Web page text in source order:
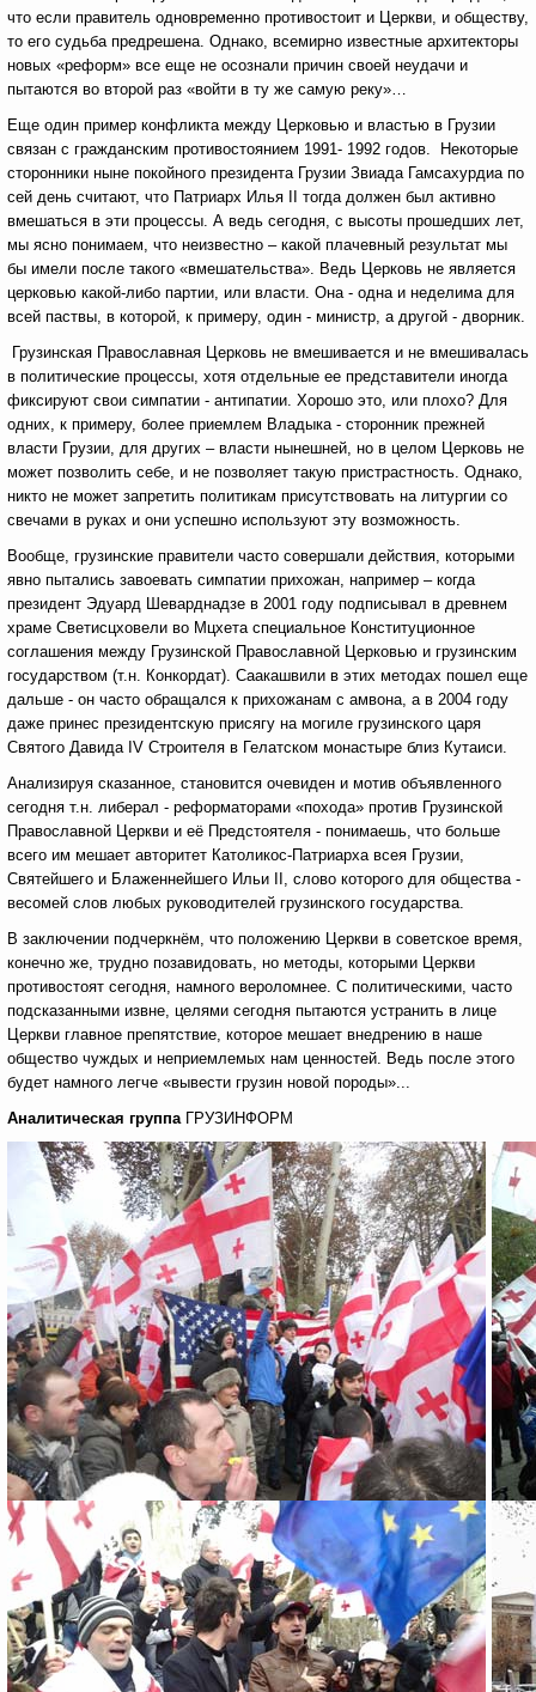
что если правитель одновременно противостоит и Церкви, и обществу,
то его судьба предрешена. Однако, всемирно известные архитекторы
новых «реформ» все еще не осознали причин своей неудачи и
пытаются во второй раз «войти в ту же самую реку»…
Еще один пример конфликта между Церковью и властью в Грузии
связан с гражданским противостоянием 1991- 1992 годов. Некоторые
сторонники ныне покойного президента Грузии Звиада Гамсахурдиа по
сей день считают, что Патриарх Илья II тогда должен был активно
вмешаться в эти процессы. А ведь сегодня, с высоты прошедших лет,
мы ясно понимаем, что неизвестно – какой плачевный результат мы
бы имели после такого «вмешательства». Ведь Церковь не является
церковью какой-либо партии, или власти. Она - одна и неделима для
всей паствы, в которой, к примеру, один - министр, а другой - дворник.
Грузинская Православная Церковь не вмешивается и не вмешивалась
в политические процессы, хотя отдельные ее представители иногда
фиксируют свои симпатии - антипатии. Хорошо это, или плохо? Для
одних, к примеру, более приемлем Владыка - сторонник прежней
власти Грузии, для других – власти нынешней, но в целом Церковь не
может позволить себе, и не позволяет такую пристрастность. Однако,
никто не может запретить политикам присутствовать на литургии со
свечами в руках и они успешно используют эту возможность.
Вообще, грузинские правители часто совершали действия, которыми
явно пытались завоевать симпатии прихожан, например – когда
президент Эдуард Шеварднадзе в 2001 году подписывал в древнем
храме Светисцховели во Мцхета специальное Конституционное
соглашения между Грузинской Православной Церковью и грузинским
государством (т.н. Конкордат). Саакашвили в этих методах пошел еще
дальше - он часто обращался к прихожанам с амвона, а в 2004 году
даже принес президентскую присягу на могиле грузинского царя
Святого Давида IV Строителя в Гелатском монастыре близ Кутаиси.
Анализируя сказанное, становится очевиден и мотив объявленного
сегодня т.н. либерал - реформаторами «похода» против Грузинской
Православной Церкви и её Предстоятеля - понимаешь, что больше
всего им мешает авторитет Католикос-Патриарха всея Грузии,
Святейшего и Блаженнейшего Ильи II, слово которого для общества -
весомей слов любых руководителей грузинского государства.
В заключении подчеркнём, что положению Церкви в советское время,
конечно же, трудно позавидовать, но методы, которыми Церкви
противостоят сегодня, намного вероломнее. С политическими, часто
подсказанными извне, целями сегодня пытаются устранить в лице
Церкви главное препятствие, которое мешает внедрению в наше
общество чуждых и неприемлемых нам ценностей. Ведь после этого
будет намного легче «вывести грузин новой породы»...
Аналитическая группа ГРУЗИНФОРМ